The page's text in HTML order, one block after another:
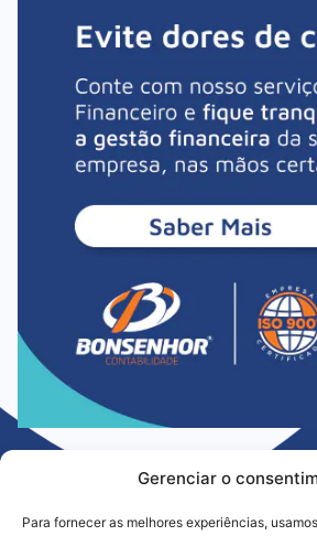
Gerenciar o
Para fornecer as melhores experiências,